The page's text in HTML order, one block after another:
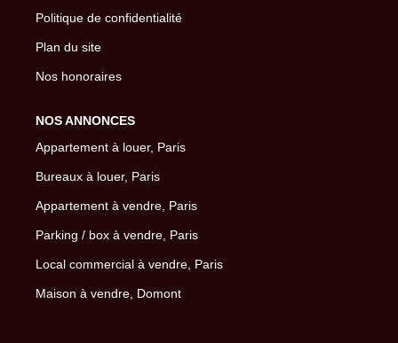
Politique de confidentialité
Plan du site
Nos honoraires
NOS ANNONCES
Appartement à louer, Paris
Bureaux à louer, Paris
Appartement à vendre, Paris
Parking / box à vendre, Paris
Local commercial à vendre, Paris
Maison à vendre, Domont